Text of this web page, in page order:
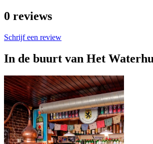
0 reviews
Schrijf een review
In de buurt van Het